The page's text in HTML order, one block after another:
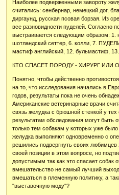
Наиболее подверженными завороту
считались: сенбернар, немецкий дог,
диргаунд, русская псовая борзая. Из
все разновидности пуделей. Согласно
выстраивается следующим образом: 1.
шотландский сеттер, 6. колли, 7.
мастиф английский, 12. бульмастиф, 13.
КТО СПАСЕТ ПОРОДУ - ХИРУРГ ИЛИ
Понятно, чтобы действенно
на то, что исследования начались в
годов, результаты пока не очень
Американские ветеринарные врачи
связь желудка с брюшной стенкой у
результатам обследования могут быть
только тем собакам у которых уже
желудка выполняют одновременно с
решились подвергнуть своих
своей позиции в этом вопросе, но
допустимым так как это спасает собак
вмешательство не самый лучший
вмешаться в племенную политику, а
"выставочную моду"?